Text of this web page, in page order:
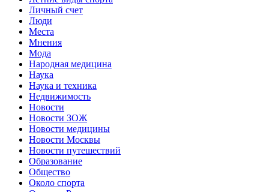
Личный счет
Люди
Места
Мнения
Мода
Народная медицина
Наука
Наука и техника
Недвижимость
Новости
Новости ЗОЖ
Новости медицины
Новости Москвы
Новости путешествий
Образование
Общество
Около спорта